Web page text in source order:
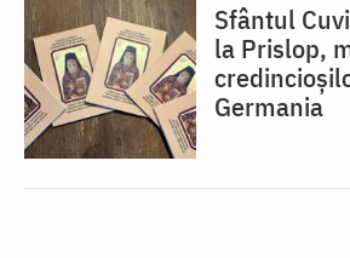
Sfântul
la Prislop,
Germania